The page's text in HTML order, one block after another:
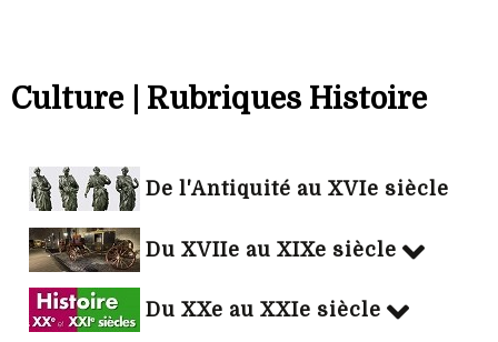
Culture | Rubriques Histoire
De l'Antiquité au XVIe siècle
Du XVIIe au XIXe siècle
Du XXe au XXIe siècle